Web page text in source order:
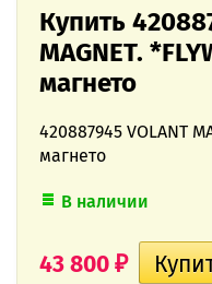
Купить
MAGNET.
магнето
420887945 VOLANT
магнето
В наличии
43 800 ₽